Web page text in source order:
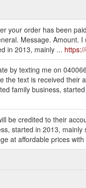
your order has been
Message.
in 2013, mainly ...
by texting me on
the text is received
family business,
be credited to their
started in 2013,
at affordable prices